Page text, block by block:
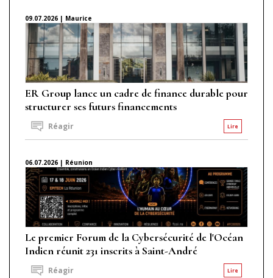
09.07.2026 | Maurice
ER Group lance un cadre de finance durable pour
structurer ses futurs financements
Lire
Réagir
06.07.2026 | Réunion
Le premier Forum de la Cybersécurité de l'Océan
Indien réunit 231 inscrits à Saint-André
Lire
Réagir